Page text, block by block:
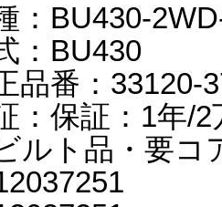
：BU430-
：BU430
品番：33120-
：保証：1年/
ルト品・要コ